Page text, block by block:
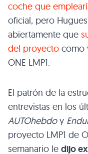
coche que
oficial, pero
abiertamente que
del proyecto como
ONE LMP1.
El patrón de la
entrevistas en los
AUTOhebdoy
proyecto LMP1 de
semanario le dijo